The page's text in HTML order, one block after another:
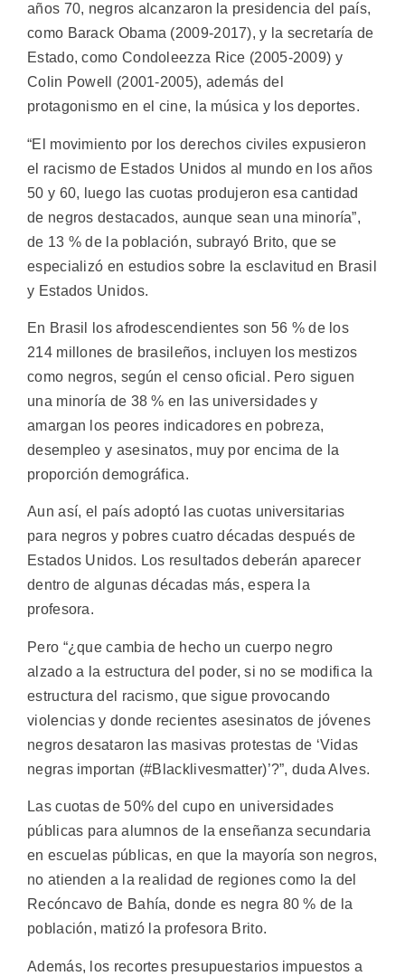
años 70, negros alcanzaron la presidencia del país,
como Barack Obama (2009-2017), y la secretaría de
Estado, como Condoleezza Rice (2005-2009) y
Colin Powell (2001-2005), además del
protagonismo en el cine, la música y los deportes.
“El movimiento por los derechos civiles expusieron
el racismo de Estados Unidos al mundo en los años
50 y 60, luego las cuotas produjeron esa cantidad
de negros destacados, aunque sean una minoría”,
de 13 % de la población, subrayó Brito, que se
especializó en estudios sobre la esclavitud en Brasil
y Estados Unidos.
En Brasil los afrodescendientes son 56 % de los
214 millones de brasileños, incluyen los mestizos
como negros, según el censo oficial. Pero siguen
una minoría de 38 % en las universidades y
amargan los peores indicadores en pobreza,
desempleo y asesinatos, muy por encima de la
proporción demográfica.
Aun así, el país adoptó las cuotas universitarias
para negros y pobres cuatro décadas después de
Estados Unidos. Los resultados deberán aparecer
dentro de algunas décadas más, espera la
profesora.
Pero “¿que cambia de hecho un cuerpo negro
alzado a la estructura del poder, si no se modifica la
estructura del racismo, que sigue provocando
violencias y donde recientes asesinatos de jóvenes
negros desataron las masivas protestas de ‘Vidas
negras importan (#Blacklivesmatter)’?”, duda Alves.
Las cuotas de 50% del cupo en universidades
públicas para alumnos de la enseñanza secundaria
en escuelas públicas, en que la mayoría son negros,
no atienden a la realidad de regiones como la del
Recóncavo de Bahía, donde es negra 80 % de la
población, matizó la profesora Brito.
Además, los recortes presupuestarios impuestos a